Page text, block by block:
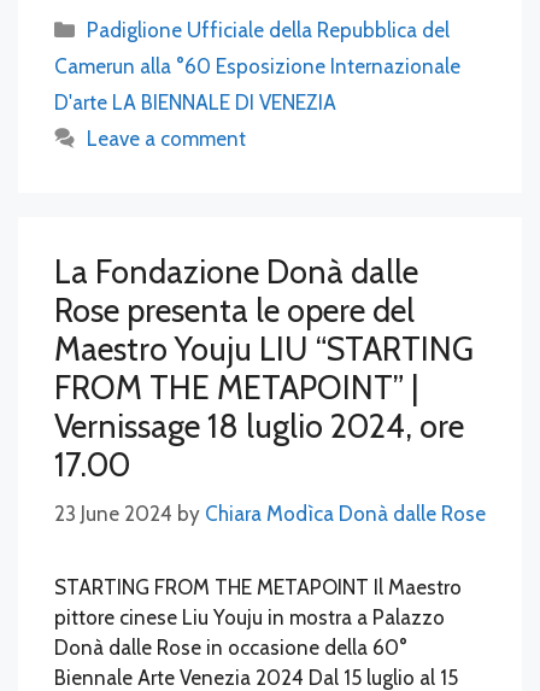
Categories
Padiglione Ufficiale della Repubblica del
Camerun alla °60 Esposizione Internazionale
D'arte LA BIENNALE DI VENEZIA
Leave a comment
La Fondazione Donà dalle
Rose presenta le opere del
Maestro Youju LIU “STARTING
FROM THE METAPOINT” |
Vernissage 18 luglio 2024, ore
17.00
23 June 2024 by Chiara Modìca Donà dalle Rose
STARTING FROM THE METAPOINT Il Maestro
pittore cinese Liu Youju in mostra a Palazzo
Donà dalle Rose in occasione della 60°
Biennale Arte Venezia 2024 Dal 15 luglio al 15